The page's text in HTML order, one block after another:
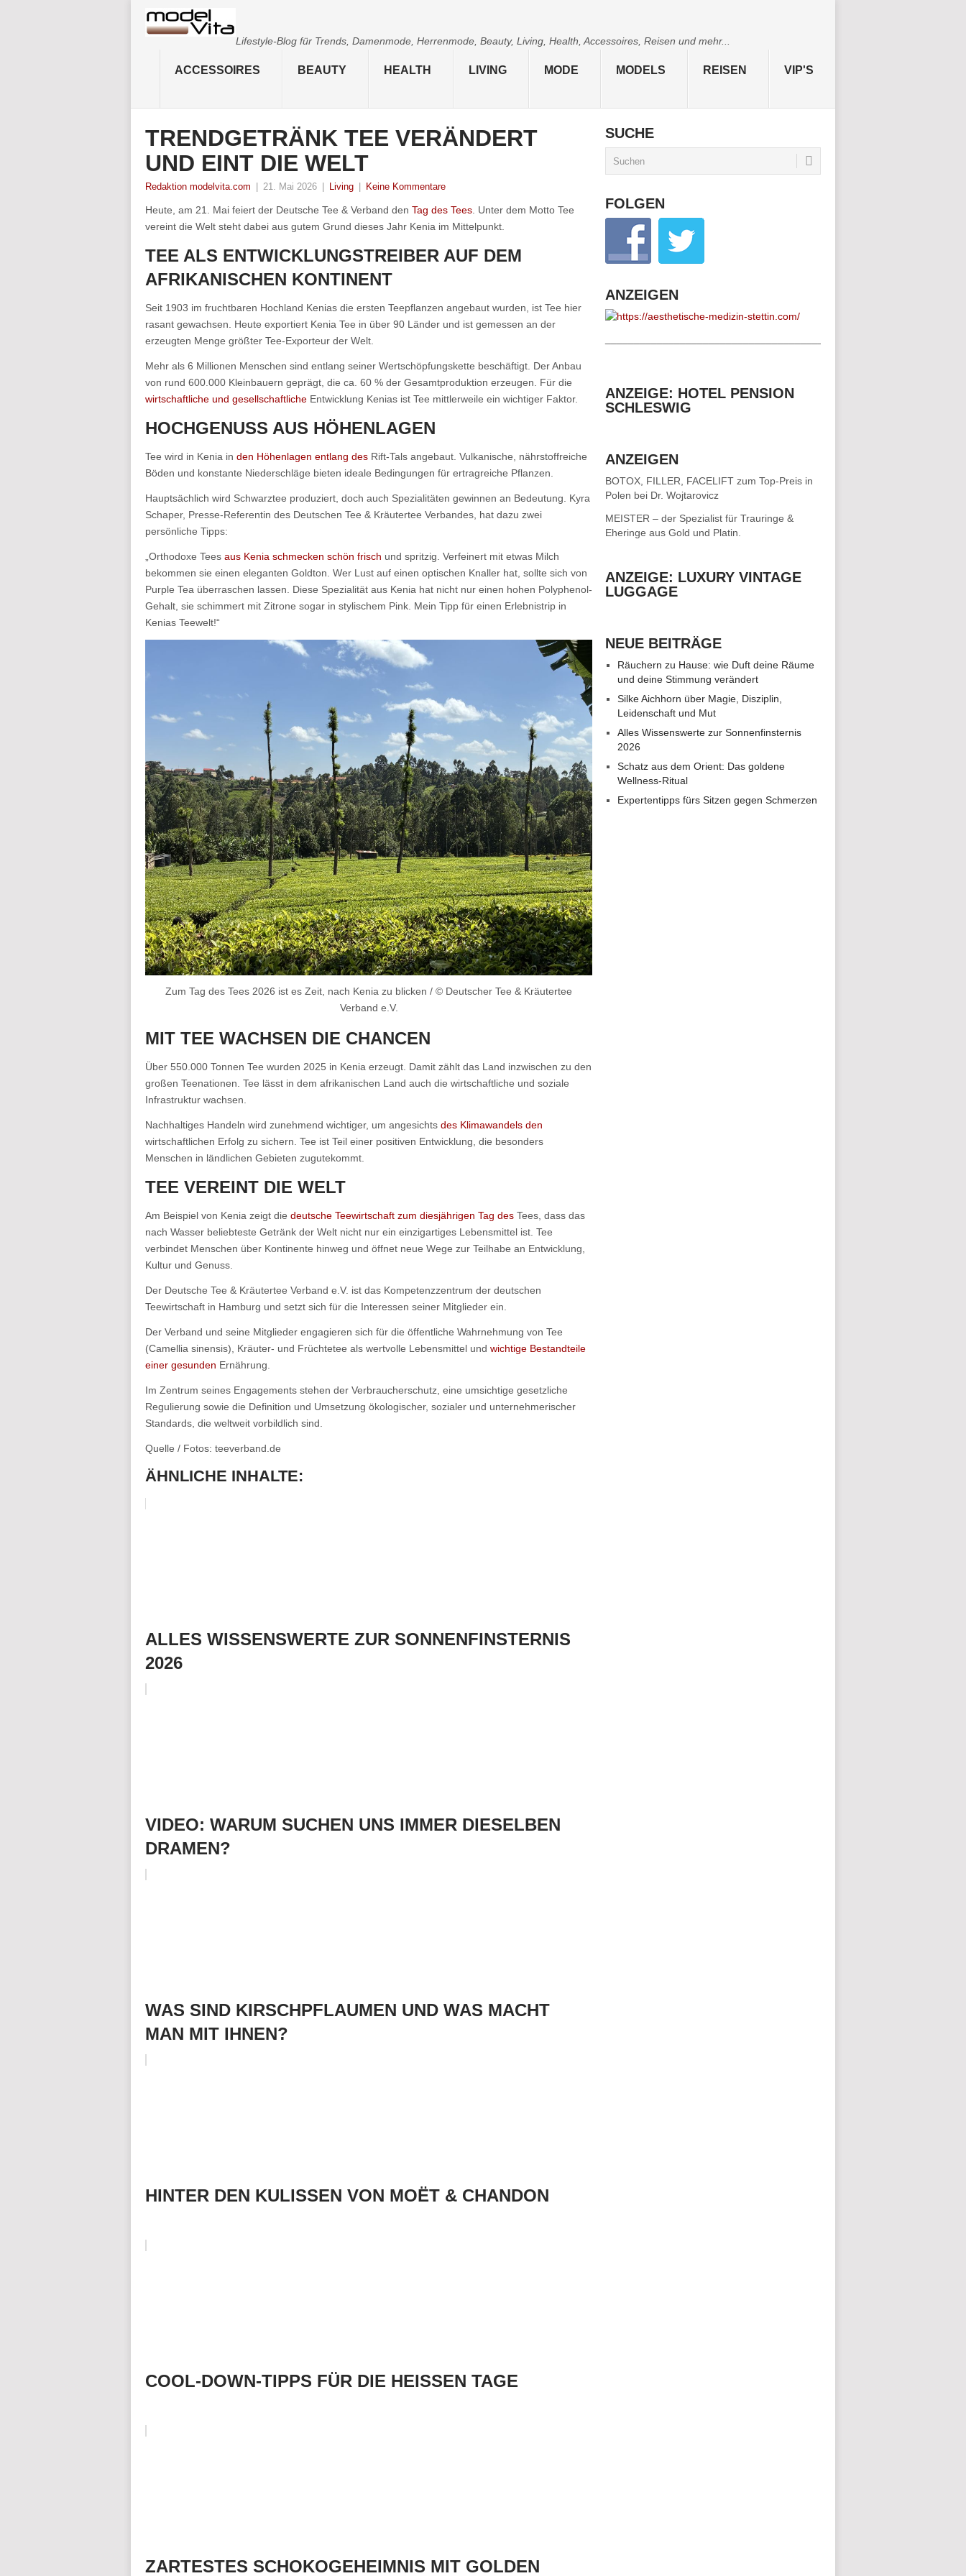
Lifestyle-Blog für Trends, Damenmode, Herrenmode, Beauty, Living, Health, Accessoires, Reisen und mehr...
ACCESSOIRES BEAUTY HEALTH LIVING MODE MODELS REISEN VIP'S
TRENDGETRÄNK TEE VERÄNDERT
UND EINT DIE WELT
Redaktion modelvita.com 21. Mai 2026 Living Keine Kommentare
Heute, am 21. Mai feiert der Deutsche Tee & Verband den Tag des Tees . Unter dem Motto Tee
vereint die Welt steht dabei aus gutem Grund dieses Jahr Kenia im Mittelpunkt.
TEE ALS ENTWICKLUNGSTREIBER AUF DEM
AFRIKANISCHEN KONTINENT
Seit 1903 im fruchtbaren Hochland Kenias die ersten Teepflanzen angebaut wurden, ist Tee hier
rasant gewachsen. Heute exportiert Kenia Tee in über 90 Länder und ist gemessen an der
erzeugten Menge größter Tee-Exporteur der Welt.
Mehr als 6 Millionen Menschen sind entlang seiner Wertschöpfungskette beschäftigt. Der Anbau
von rund 600.000 Kleinbauern geprägt, die ca. 60 % der Gesamtproduktion erzeugen. Für die
wirtschaftliche und gesellschaftliche Entwicklung Kenias ist Tee mittlerweile ein wichtiger Faktor.
HOCHGENUSS AUS HÖHENLAGEN
Tee wird in Kenia in den Höhenlagen entlang des Rift-Tals angebaut. Vulkanische, nährstoffreiche
Böden und konstante Niederschläge bieten ideale Bedingungen für ertragreiche Pflanzen.
Hauptsächlich wird Schwarztee produziert, doch auch Spezialitäten gewinnen an Bedeutung. Kyra
Schaper, Presse-Referentin des Deutschen Tee & Kräutertee Verbandes, hat dazu zwei
persönliche Tipps:
„Orthodoxe Tees aus Kenia schmecken schön frisch und spritzig. Verfeinert mit etwas Milch
bekommen sie einen eleganten Goldton. Wer Lust auf einen optischen Knaller hat, sollte sich von
Purple Tea überraschen lassen. Diese Spezialität aus Kenia hat nicht nur einen hohen Polyphenol-
Gehalt, sie schimmert mit Zitrone sogar in stylischem Pink. Mein Tipp für einen Erlebnistrip in
Kenias Teewelt!“
Zum Tag des Tees 2026 ist es Zeit, nach Kenia zu blicken / © Deutscher Tee & Kräutertee
Verband e.V.
MIT TEE WACHSEN DIE CHANCEN
Über 550.000 Tonnen Tee wurden 2025 in Kenia erzeugt. Damit zählt das Land inzwischen zu den
großen Teenationen. Tee lässt in dem afrikanischen Land auch die wirtschaftliche und soziale
Infrastruktur wachsen.
Nachhaltiges Handeln wird zunehmend wichtiger, um angesichts des Klimawandels den
wirtschaftlichen Erfolg zu sichern. Tee ist Teil einer positiven Entwicklung, die besonders
Menschen in ländlichen Gebieten zugutekommt.
TEE VEREINT DIE WELT
Am Beispiel von Kenia zeigt die deutsche Teewirtschaft zum diesjährigen Tag des Tees, dass das
nach Wasser beliebteste Getränk der Welt nicht nur ein einzigartiges Lebensmittel ist. Tee
verbindet Menschen über Kontinente hinweg und öffnet neue Wege zur Teilhabe an Entwicklung,
Kultur und Genuss.
Der Deutsche Tee & Kräutertee Verband e.V. ist das Kompetenzzentrum der deutschen
Teewirtschaft in Hamburg und setzt sich für die Interessen seiner Mitglieder ein.
Der Verband und seine Mitglieder engagieren sich für die öffentliche Wahrnehmung von Tee
(Camellia sinensis), Kräuter- und Früchtetee als wertvolle Lebensmittel und wichtige Bestandteile
einer gesunden Ernährung.
Im Zentrum seines Engagements stehen der Verbraucherschutz, eine umsichtige gesetzliche
Regulierung sowie die Definition und Umsetzung ökologischer, sozialer und unternehmerischer
Standards, die weltweit vorbildlich sind.
Quelle / Fotos: teeverband.de
ÄHNLICHE INHALTE:
ALLES WISSENSWERTE ZUR SONNENFINSTERNIS
2026
VIDEO: WARUM SUCHEN UNS IMMER DIESELBEN
DRAMEN?
WAS SIND KIRSCHPFLAUMEN UND WAS MACHT
MAN MIT IHNEN?
HINTER DEN KULISSEN VON MOËT & CHANDON
COOL-DOWN-TIPPS FÜR DIE HEISSEN TAGE
ZARTESTES SCHOKOGEHEIMNIS MIT GOLDEN
SUCHE
FOLGEN
ANZEIGEN
ANZEIGE: HOTEL PENSION
SCHLESWIG
ANZEIGEN
BOTOX, FILLER, FACELIFT zum Top-Preis in
Polen bei Dr. Wojtarovicz
MEISTER – der Spezialist für Trauringe &
Eheringe aus Gold und Platin.
ANZEIGE: LUXURY VINTAGE
LUGGAGE
NEUE BEITRÄGE
Räuchern zu Hause: wie Duft deine Räume
und deine Stimmung verändert
Silke Aichhorn über Magie, Disziplin,
Leidenschaft und Mut
Alles Wissenswerte zur Sonnenfinsternis
2026
Schatz aus dem Orient: Das goldene
Wellness-Ritual
Expertentipps fürs Sitzen gegen Schmerzen